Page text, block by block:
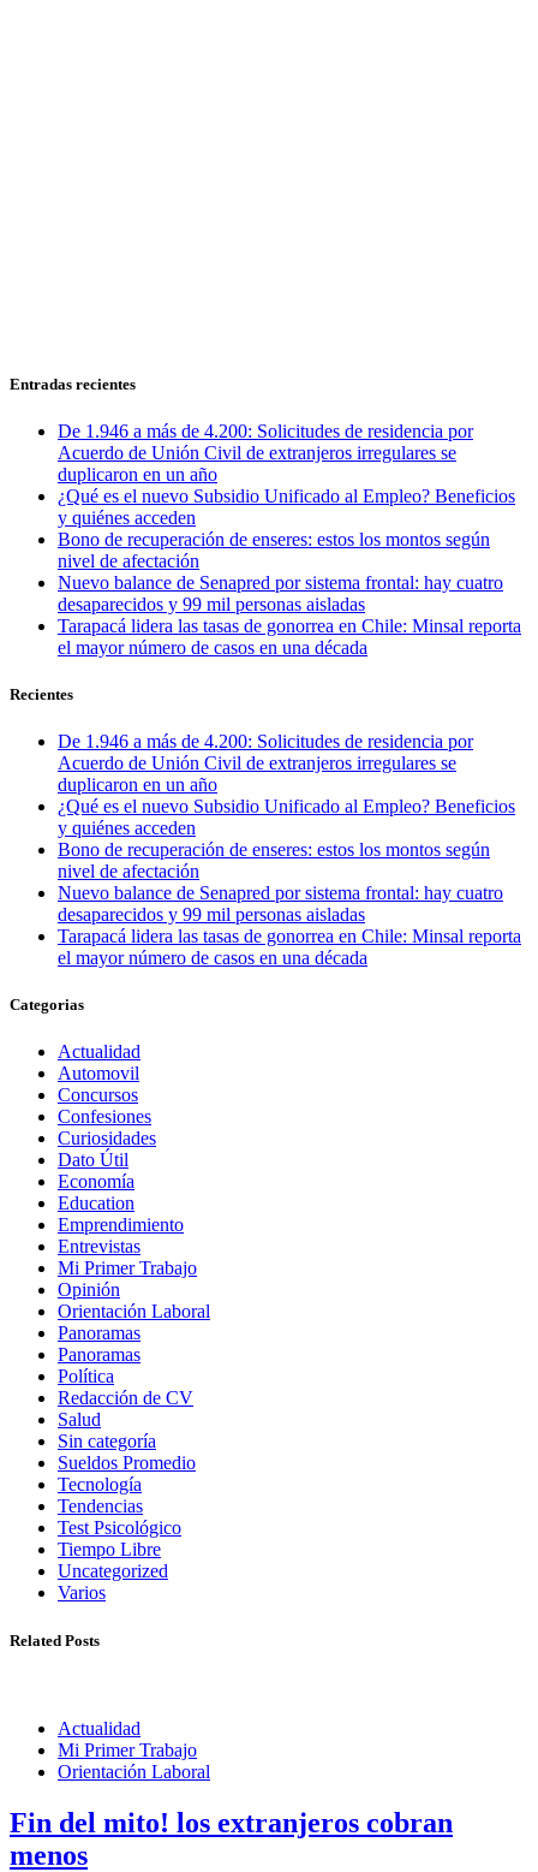
Entradas recientes
De 1.946 a más de 4.200: Solicitudes de residencia por
Acuerdo de Unión Civil de extranjeros irregulares se
duplicaron en un año
¿Qué es el nuevo Subsidio Unificado al Empleo? Beneficios
y quiénes acceden
Bono de recuperación de enseres: estos los montos según
nivel de afectación
Nuevo balance de Senapred por sistema frontal: hay cuatro
desaparecidos y 99 mil personas aisladas
Tarapacá lidera las tasas de gonorrea en Chile: Minsal reporta
el mayor número de casos en una década
Recientes
De 1.946 a más de 4.200: Solicitudes de residencia por
Acuerdo de Unión Civil de extranjeros irregulares se
duplicaron en un año
¿Qué es el nuevo Subsidio Unificado al Empleo? Beneficios
y quiénes acceden
Bono de recuperación de enseres: estos los montos según
nivel de afectación
Nuevo balance de Senapred por sistema frontal: hay cuatro
desaparecidos y 99 mil personas aisladas
Tarapacá lidera las tasas de gonorrea en Chile: Minsal reporta
el mayor número de casos en una década
Categorias
Actualidad
Automovil
Concursos
Confesiones
Curiosidades
Dato Útil
Economía
Education
Emprendimiento
Entrevistas
Mi Primer Trabajo
Opinión
Orientación Laboral
Panoramas
Panoramas
Política
Redacción de CV
Salud
Sin categoría
Sueldos Promedio
Tecnología
Tendencias
Test Psicológico
Tiempo Libre
Uncategorized
Varios
Related Posts
Actualidad
Mi Primer Trabajo
Orientación Laboral
Fin del mito! los extranjeros cobran
menos